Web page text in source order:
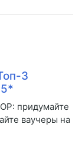
3
придумайте
ваучеры на